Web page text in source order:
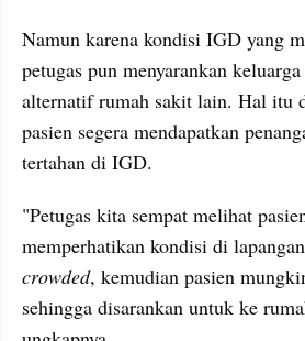
Namun karena kondisi IGD yang
petugas pun menyarankan
alternatif rumah sakit lain. Hal itu
pasien segera mendapatkan
tertahan di IGD.
"Petugas kita sempat melihat
crowded, kemudian pasien
sehingga disarankan untuk ke